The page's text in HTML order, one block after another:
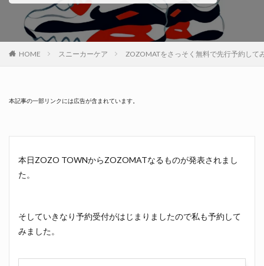
HOME スニーカーケア ZOZOMATをさっそく無料で先行予約して
本記事の一部リンクには広告が含まれています。
本日ZOZO TOWNからZOZOMATなるものが発表されまし
た。
そしていきなり予約受付がはじまりましたので私も予約して
みました。